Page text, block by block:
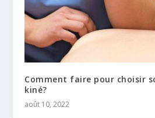
Comment faire pour choisir
kiné?
août 10, 2022